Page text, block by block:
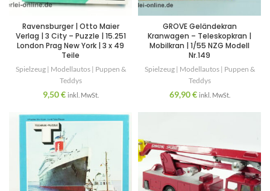
Ravensburger | Otto Maier
Verlag | 3 City – Puzzle | 15.251
London Prag New York | 3 x 49
Teile
Spielzeug | Modellautos | Puppen &
Teddys
9,50€ inkl. MwSt.
GROVE Geländekran
Kranwagen – Teleskopkran |
Mobilkran | 1/55 NZG Modell
Nr.149
Spielzeug | Modellautos | Puppen &
Teddys
69,90€ inkl. MwSt.